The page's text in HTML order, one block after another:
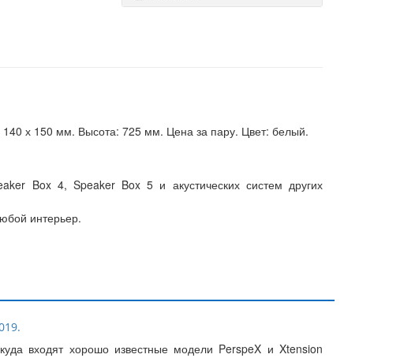
х 150 мм. Высота: 725 мм. Цена за пару. Цвет: белый.
Box 4, Speaker Box 5 и акустических систем других
интерьер.
входят хорошо известные модели PerspeX и Xtension